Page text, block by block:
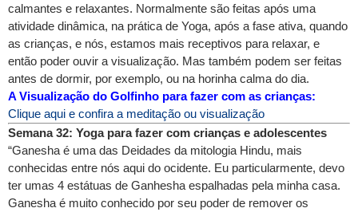
calmantes e relaxantes. Normalmente são feitas após uma
atividade dinâmica, na prática de Yoga, após a fase ativa, quando
as crianças, e nós, estamos mais receptivos para relaxar, e
então poder ouvir a visualização. Mas também podem ser feitas
antes de dormir, por exemplo, ou na horinha calma do dia.
A Visualização do Golfinho para fazer com as crianças:
Clique aqui e confira a meditação ou visualização
Semana 32: Yoga para fazer com crianças e adolescentes
“Ganesha é uma das Deidades da mitologia Hindu, mais
conhecidas entre nós aqui do ocidente. Eu particularmente, devo
ter umas 4 estátuas de Ganhesha espalhadas pela minha casa.
Ganesha é muito conhecido por seu poder de remover os